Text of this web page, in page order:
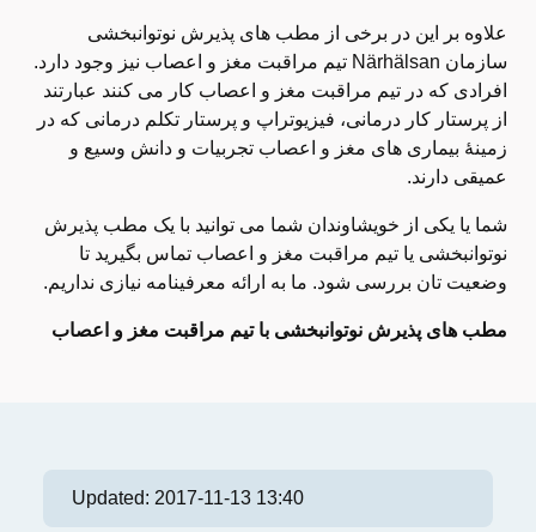
علاوه بر این در برخی از مطب های پذیرش نوتوانبخشی
سازمان Närhälsan تیم مراقبت مغز و اعصاب نیز وجود دارد.
افرادی که در تیم مراقبت مغز و اعصاب کار می کنند عبارتند
از پرستار کار درمانی، فیزیوتراپ و پرستار تکلم درمانی که در
زمینۀ بیماری های مغز و اعصاب تجربیات و دانش وسیع و
عمیقی دارند.
شما یا یکی از خویشاوندان شما می توانید با یک مطب پذیرش
نوتوانبخشی یا تیم مراقبت مغز و اعصاب تماس بگیرید تا
وضعیت تان بررسی شود. ما به ارائه معرفینامه نیازی نداریم.
مطب های پذیرش نوتوانبخشی با تیم مراقبت مغز و اعصاب
Updated: 2017-11-13 13:40